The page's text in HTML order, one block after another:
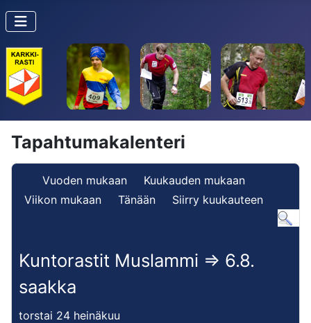
Tapahtumakalenteri
Vuoden mukaan
Kuukauden mukaan
Viikon mukaan
Tänään Siirry kuukauteen
Kuntorastit Muslammi => 6.8.
saakka
torstai 24 heinäkuu